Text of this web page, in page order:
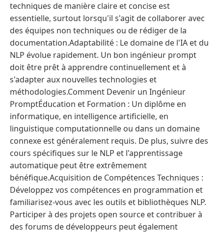
techniques de manière claire et concise est
essentielle, surtout lorsqu'il s'agit de collaborer avec
des équipes non techniques ou de rédiger de la
documentation.Adaptabilité : Le domaine de l'IA et du
NLP évolue rapidement. Un bon ingénieur prompt
doit être prêt à apprendre continuellement et à
s'adapter aux nouvelles technologies et
méthodologies.Comment Devenir un Ingénieur
PromptÉducation et Formation : Un diplôme en
informatique, en intelligence artificielle, en
linguistique computationnelle ou dans un domaine
connexe est généralement requis. De plus, suivre des
cours spécifiques sur le NLP et l'apprentissage
automatique peut être extrêmement
bénéfique.Acquisition de Compétences Techniques :
Développez vos compétences en programmation et
familiarisez-vous avec les outils et bibliothèques NLP.
Participer à des projets open source et contribuer à
des forums de développeurs peut également